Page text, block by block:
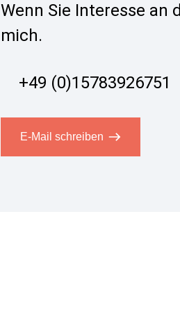
Wenn Sie Interesse an
mich.
+49 (0)15783926751
E-Mail schreiben